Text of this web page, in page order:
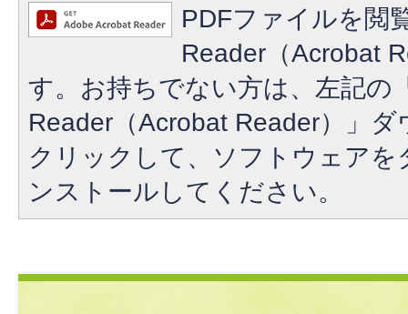
PDFファイルを閲
Reader（Acrobat
す。お持ちでない方は、左記の
Reader（Acrobat Reader）」
クリックして、ソフトウェア
ンストールしてください。